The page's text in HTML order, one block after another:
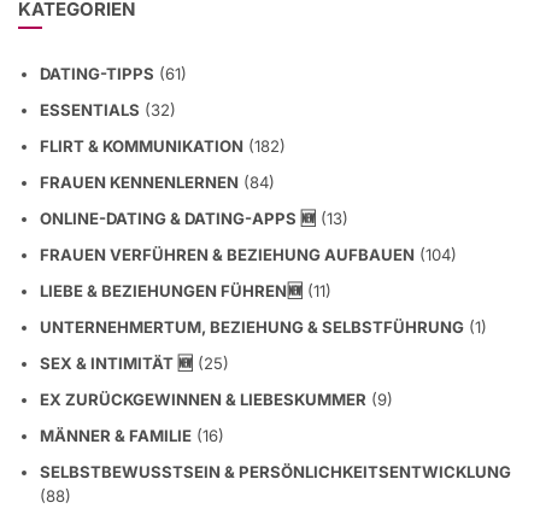
KATEGORIEN
DATING-TIPPS (61)
ESSENTIALS (32)
FLIRT & KOMMUNIKATION (182)
FRAUEN KENNENLERNEN (84)
ONLINE-DATING & DATING-APPS 🆕 (13)
FRAUEN VERFÜHREN & BEZIEHUNG AUFBAUEN (104)
LIEBE & BEZIEHUNGEN FÜHREN🆕 (11)
UNTERNEHMERTUM, BEZIEHUNG & SELBSTFÜHRUNG (1)
SEX & INTIMITÄT 🆕 (25)
EX ZURÜCKGEWINNEN & LIEBESKUMMER (9)
MÄNNER & FAMILIE (16)
SELBSTBEWUSSTSEIN & PERSÖNLICHKEITSENTWICKLUNG
(88)